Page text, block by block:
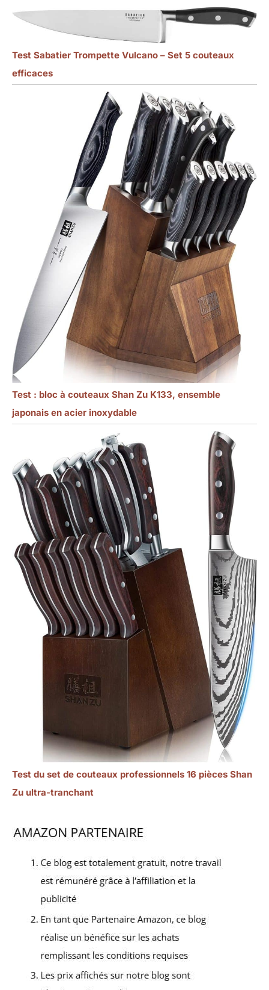
Test Sabatier Trompette Vulcano – Set 5 couteaux
efficaces
Test : bloc à couteaux Shan Zu K133, ensemble
japonais en acier inoxydable
Test du set de couteaux professionnels 16 pièces Shan
Zu ultra-tranchant